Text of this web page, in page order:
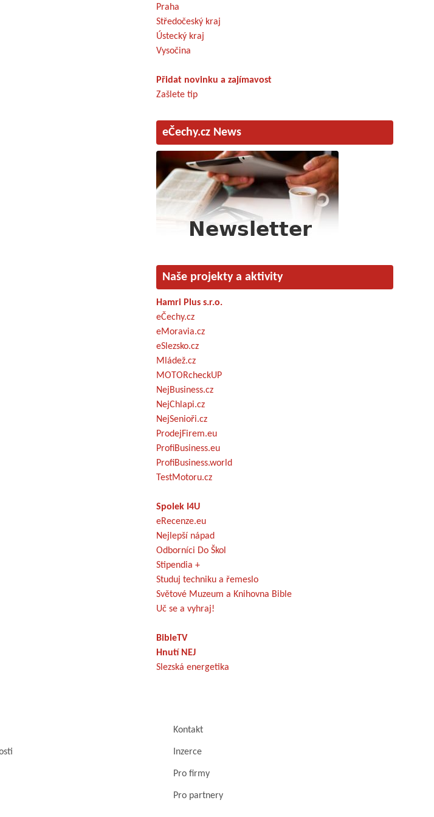
Praha
Středočeský kraj
Ústecký kraj
Vysočina
Přidat novinku a zajímavost
Zašlete tip
eČechy.cz News
Naše projekty a aktivity
Hamri Plus s.r.o.
eČechy.cz
eMoravia.cz
eSlezsko.cz
Mládež.cz
MOTORcheckUP
NejBusiness.cz
NejChlapi.cz
NejSenioři.cz
ProdejFirem.eu
ProfiBusiness.eu
ProfiBusiness.world
TestMotoru.cz
Spolek I4U
eRecenze.eu
Nejlepší nápad
Odborníci Do Škol
Stipendia +
Studuj techniku a řemeslo
Světové Muzeum a Knihovna Bible
Uč se a vyhraj!
BibleTV
Hnutí NEJ
Slezská energetika
Kontakt
Inzerce
Pro firmy
Pro partnery